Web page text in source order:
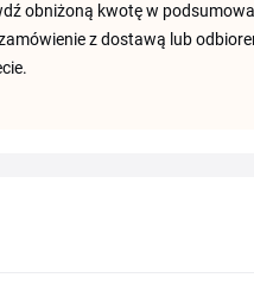
obniżoną kwotę w
zamówienie z dostawą lub